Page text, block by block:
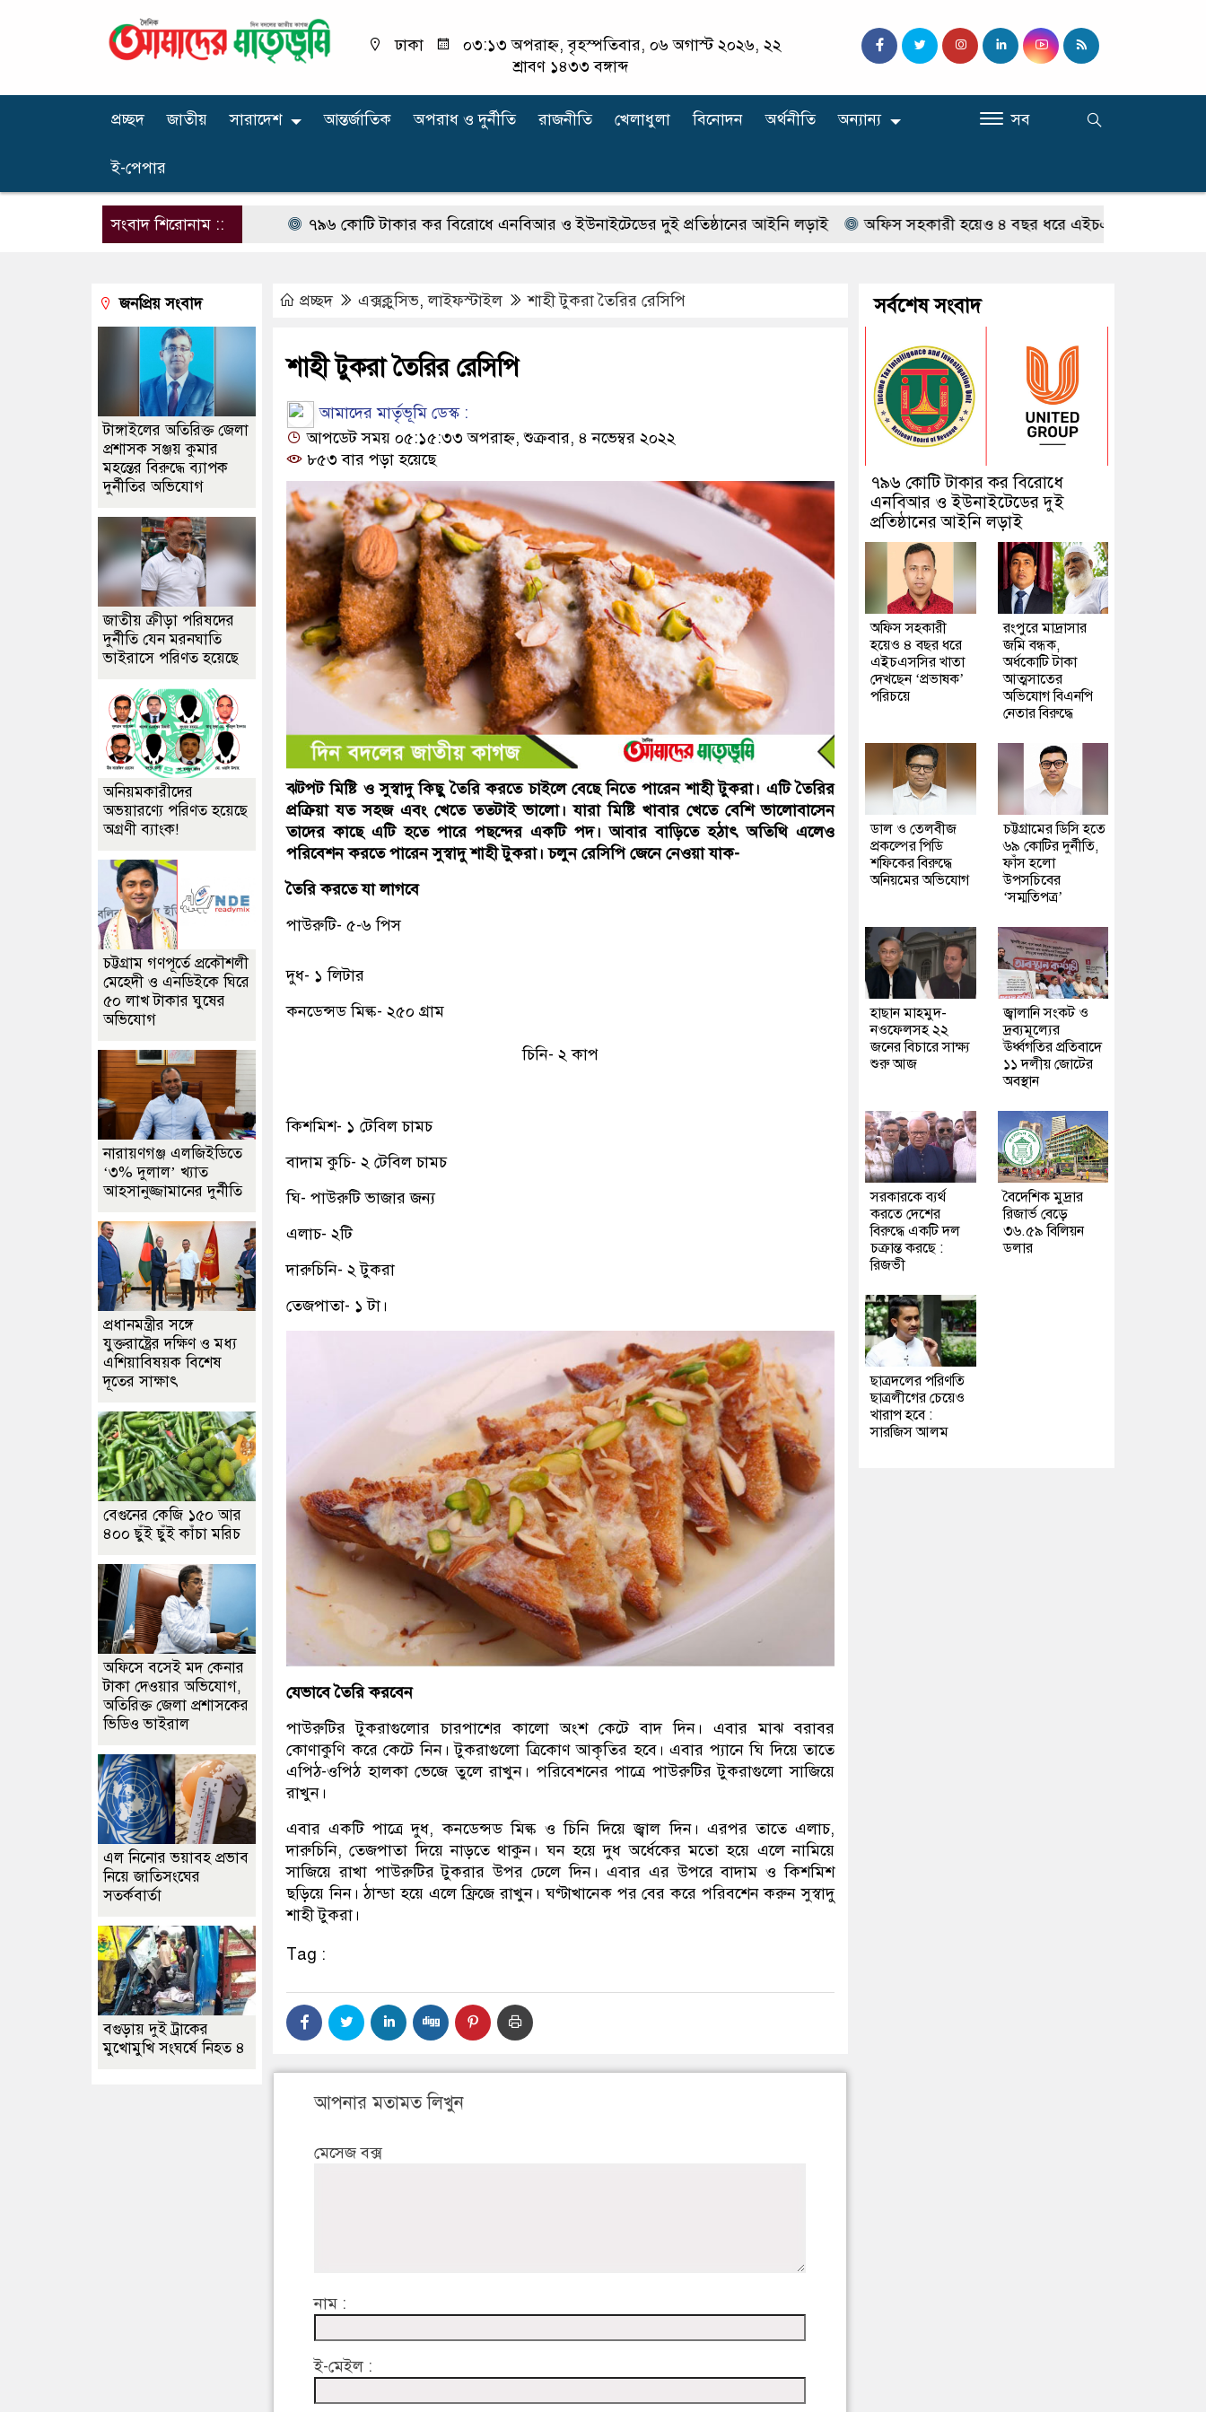
ঢাকা
০৩:১৩ অপরাহ্ন, বৃহস্পতিবার, ০৬ অগাস্ট ২০২৬, ২২
শ্রাবণ ১৪৩৩ বঙ্গাব্দ
প্রচ্ছদ জাতীয় সারাদেশ আন্তর্জাতিক অপরাধ ‍ও দুর্নীতি রাজনীতি খেলাধুলা বিনোদন অর্থনীতি অন্যান্য
ই-পেপার
সব
সংবাদ শিরোনাম :: ৭৯৬ কোটি টাকার কর বিরোধে এনবিআর ও ইউনাইটেডের দুই প্রতিষ্ঠানের আইনি লড়াই অফিস সহকারী হয়েও ৪ বছর ধরে এইচএসসির খাতা দেখছেন
প্রচ্ছদ এক্সক্লুসিভ,লাইফস্টাইল শাহী টুকরা তৈরির রেসিপি
শাহী টুকরা তৈরির রেসিপি
আমাদের মার্তৃভূমি ডেস্ক :
আপডেট সময় ০৫:১৫:৩৩ অপরাহ্ন, শুক্রবার, ৪ নভেম্বর ২০২২
৮৫৩ বার পড়া হয়েছে
ঝটপট মিষ্টি ও ‍সুস্বাদু কিছু তৈরি করতে চাইলে বেছে নিতে পারেন শাহী টুকরা। এটি তৈরির
প্রক্রিয়া যত সহজ এবং খেতে ততটাই ভালো। যারা মিষ্টি খাবার খেতে বেশি ভালোবাসেন
তাদের কাছে এটি হতে পারে পছন্দের একটি পদ। আবার বাড়িতে হঠাৎ অতিথি এলেও
পরিবেশন করতে পারেন সুস্বাদু শাহী টুকরা। চলুন রেসিপি জেনে নেওয়া যাক-
তৈরি করতে যা লাগবে
পাউরুটি- ৫-৬ পিস
দুধ- ১ লিটার
কনডেন্সড মিল্ক- ২৫০ গ্রাম
চিনি- ২ কাপ
কিশমিশ- ১ টেবিল চামচ
বাদাম কুচি- ২ টেবিল চামচ
ঘি- পাউরুটি ভাজার জন্য
এলাচ- ২টি
দারুচিনি- ২ টুকরা
তেজপাতা- ১ টা।
যেভাবে তৈরি করবেন
পাউরুটির টুকরাগুলোর চারপাশের কালো অংশ কেটে বাদ দিন। এবার মাঝ বরাবর
কোণাকুণি করে কেটে নিন। টুকরাগুলো ত্রিকোণ আকৃতির হবে। এবার প্যানে ঘি দিয়ে তাতে
এপিঠ-ওপিঠ হালকা ভেজে তুলে রাখুন। পরিবেশনের পাত্রে পাউরুটির টুকরাগুলো সাজিয়ে
রাখুন।
এবার একটি পাত্রে দুধ, কনডেন্সড মিল্ক ও চিনি দিয়ে জ্বাল দিন। এরপর তাতে এলাচ,
দারুচিনি, তেজপাতা দিয়ে নাড়তে থাকুন। ঘন হয়ে দুধ অর্ধেকের মতো হয়ে এলে নামিয়ে
সাজিয়ে রাখা পাউরুটির টুকরার উপর ঢেলে দিন। এবার এর উপরে বাদাম ও কিশমিশ
ছড়িয়ে নিন। ঠান্ডা হয়ে এলে ফ্রিজে রাখুন। ঘণ্টাখানেক পর বের করে পরিবশেন করুন সুস্বাদু
শাহী টুকরা।
Tag :
আপনার মতামত লিখুন
মেসেজ বক্স
নাম :
ই-মেইল :
জনপ্রিয় সংবাদ
টাঙ্গাইলের অতিরিক্ত জেলা
প্রশাসক সঞ্জয় কুমার
মহন্তের বিরুদ্ধে ব্যাপক
দুর্নীতির অভিযোগ
জাতীয় ক্রীড়া পরিষদের
দুর্নীতি যেন মরনঘাতি
ভাইরাসে পরিণত হয়েছে
অনিয়মকারীদের
অভয়ারণ্যে পরিণত হয়েছে
অগ্রণী ব্যাংক!
চট্টগ্রাম গণপূর্তে প্রকৌশলী
মেহেদী ও এনডিইকে ঘিরে
৫০ লাখ টাকার ঘুষের
অভিযোগ
নারায়ণগঞ্জ এলজিইডিতে
‘৩% দুলাল’ খ্যাত
আহসানুজ্জামানের দুর্নীতি
প্রধানমন্ত্রীর সঙ্গে
যুক্তরাষ্ট্রের দক্ষিণ ও মধ্য
এশিয়াবিষয়ক বিশেষ
দূতের সাক্ষাৎ
বেগুনের কেজি ১৫০ আর
৪০০ ছুঁই ছুঁই কাঁচা মরিচ
অফিসে বসেই মদ কেনার
টাকা দেওয়ার অভিযোগ,
অতিরিক্ত জেলা প্রশাসকের
ভিডিও ভাইরাল
এল নিনোর ভয়াবহ প্রভাব
নিয়ে জাতিসংঘের
সতর্কবার্তা
বগুড়ায় দুই ট্রাকের
মুখোমুখি সংঘর্ষে নিহত ৪
সর্বশেষ সংবাদ
৭৯৬ কোটি টাকার কর বিরোধে
এনবিআর ও ইউনাইটেডের দুই
প্রতিষ্ঠানের আইনি লড়াই
অফিস সহকারী
হয়েও ৪ বছর ধরে
এইচএসসির খাতা
দেখছেন ‘প্রভাষক’
পরিচয়ে
রংপুরে মাদ্রাসার
জমি বন্ধক,
অর্ধকোটি টাকা
আত্মসাতের
অভিযোগ বিএনপি
নেতার বিরুদ্ধে
ডাল ও তেলবীজ
প্রকল্পের পিডি
শফিকের বিরুদ্ধে
অনিয়মের অভিযোগ
চট্টগ্রামের ডিসি হতে
৬৯ কোটির দুর্নীতি,
ফাঁস হলো
উপসচিবের
‘সম্মতিপত্র’
হাছান মাহমুদ-
নওফেলসহ ২২
জনের বিচারে সাক্ষ্য
শুরু আজ
জ্বালানি সংকট ও
দ্রব্যমূল্যের
ঊর্ধ্বগতির প্রতিবাদে
১১ দলীয় জোটের
অবস্থান
সরকারকে ব্যর্থ
করতে দেশের
বিরুদ্ধে একটি দল
চক্রান্ত করছে :
রিজভী
বৈদেশিক মুদ্রার
রিজার্ভ বেড়ে
৩৬.৫৯ বিলিয়ন
ডলার
ছাত্রদলের পরিণতি
ছাত্রলীগের চেয়েও
খারাপ হবে :
সারজিস আলম